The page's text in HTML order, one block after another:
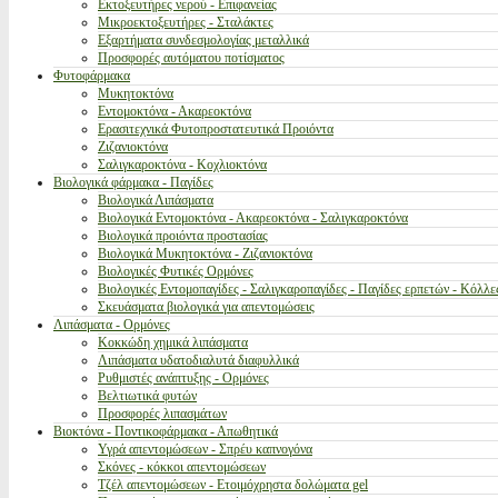
Εκτοξευτήρες νερού - Επιφανείας
Μικροεκτοξευτήρες - Σταλάκτες
Εξαρτήματα συνδεσμολογίας μεταλλικά
Προσφορές αυτόματου ποτίσματος
Φυτοφάρμακα
Μυκητοκτόνα
Εντομοκτόνα - Ακαρεοκτόνα
Ερασιτεχνικά Φυτοπροστατευτικά Προιόντα
Ζιζανιοκτόνα
Σαλιγκαροκτόνα - Κοχλιοκτόνα
Βιολογικά φάρμακα - Παγίδες
Βιολογικά Λιπάσματα
Βιολογικά Εντομοκτόνα - Ακαρεοκτόνα - Σαλιγκαροκτόνα
Βιολογικά προιόντα προστασίας
Βιολογικά Μυκητοκτόνα - Ζιζανιοκτόνα
Βιολογικές Φυτικές Ορμόνες
Βιολογικές Εντομοπαγίδες - Σαλιγκαροπαγίδες - Παγίδες ερπετών -
Σκευάσματα βιολογικά για απεντομώσεις
Λιπάσματα - Ορμόνες
Κοκκώδη χημικά λιπάσματα
Λιπάσματα υδατοδιαλυτά διαφυλλικά
Ρυθμιστές ανάπτυξης - Ορμόνες
Βελτιωτικά φυτών
Προσφορές λιπασμάτων
Βιοκτόνα - Ποντικοφάρμακα - Απωθητικά
Υγρά απεντομώσεων - Σπρέυ καπνογόνα
Σκόνες - κόκκοι απεντομώσεων
Τζέλ απεντομώσεων - Ετοιμόχρηστα δολώματα gel